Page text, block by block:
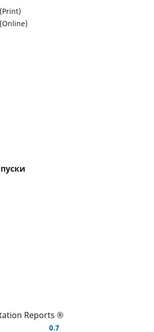
(Print)
(Online)
Reports ®
0.7